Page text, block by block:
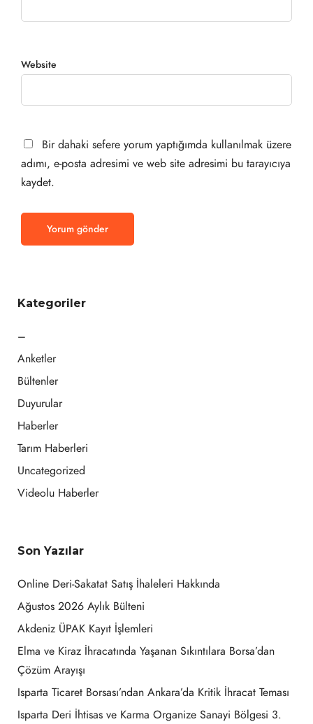
Website
Bir dahaki sefere yorum yaptığımda kullanılmak üzere
adımı, e-posta adresimi ve web site adresimi bu tarayıcıya
kaydet.
Kategoriler
–
Anketler
Bültenler
Duyurular
Haberler
Tarım Haberleri
Uncategorized
Videolu Haberler
Son Yazılar
Online Deri-Sakatat Satış İhaleleri Hakkında
Ağustos 2026 Aylık Bülteni
Akdeniz ÜPAK Kayıt İşlemleri
Elma ve Kiraz İhracatında Yaşanan Sıkıntılara Borsa’dan
Çözüm Arayışı
Isparta Ticaret Borsası’ndan Ankara’da Kritik İhracat Teması
Isparta Deri İhtisas ve Karma Organize Sanayi Bölgesi 3.